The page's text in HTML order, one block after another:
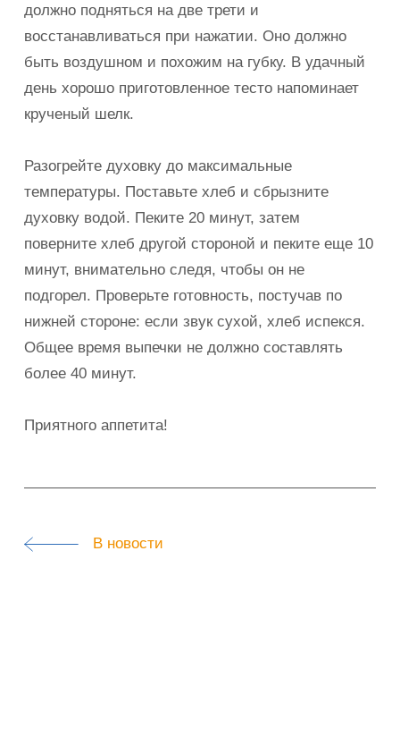
должно подняться на две трети и
восстанавливаться при нажатии. Оно должно
быть воздушном и похожим на губку. В удачный
день хорошо приготовленное тесто напоминает
крученый шелк.
Разогрейте духовку до максимальные
температуры. Поставьте хлеб и сбрызните
духовку водой. Пеките 20 минут, затем
поверните хлеб другой стороной и пеките еще 10
минут, внимательно следя, чтобы он не
подгорел. Проверьте готовность, постучав по
нижней стороне: если звук сухой, хлеб испекся.
Общее время выпечки не должно составлять
более 40 минут.
Приятного аппетита!
В новости